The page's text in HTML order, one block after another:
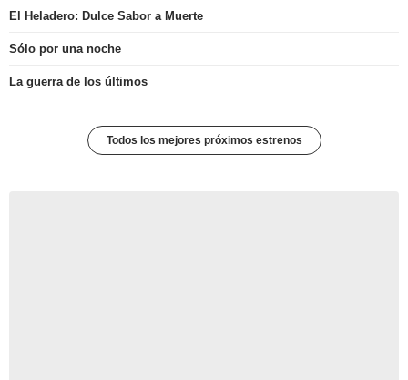
El Heladero: Dulce Sabor a Muerte
Sólo por una noche
La guerra de los últimos
Todos los mejores próximos estrenos